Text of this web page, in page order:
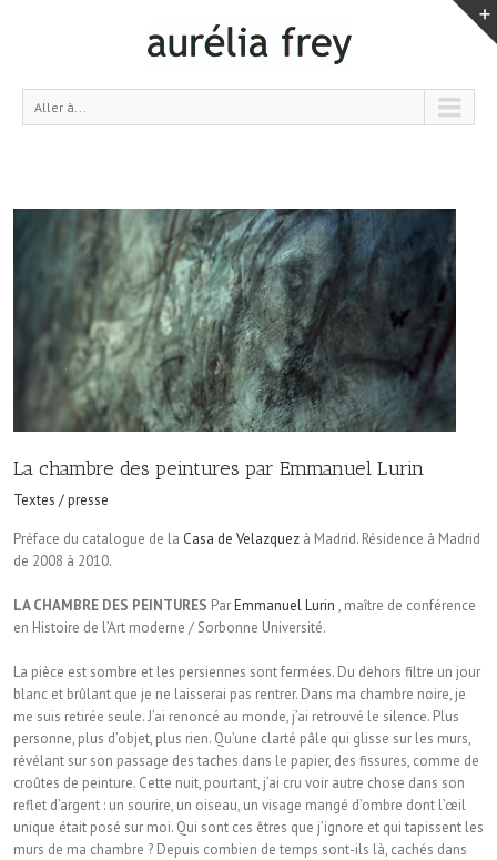
Aller à...
La chambre des peintures par Emmanuel Lurin
Textes / presse
Préface du catalogue de la Casa de Velazquez à Madrid. Résidence à Madrid
de 2008 à 2010.
LA CHAMBRE DES PEINTURES ParEmmanuel Lurin , maître de conférence
en Histoire de l’Art moderne / Sorbonne Université.
La pièce est sombre et les persiennes sont fermées. Du dehors filtre un jour
blanc et brûlant que je ne laisserai pas rentrer. Dans ma chambre noire, je
me suis retirée seule. J’ai renoncé au monde, j’ai retrouvé le silence. Plus
personne, plus d’objet, plus rien. Qu’une clarté pâle qui glisse sur les murs,
révélant sur son passage des taches dans le papier, des fissures, comme de
croûtes de peinture. Cette nuit, pourtant, j’ai cru voir autre chose dans son
reflet d’argent : un sourire, un oiseau, un visage mangé d’ombre dont l’œil
unique était posé sur moi. Qui sont ces êtres que j’ignore et qui tapissent les
murs de ma chambre ? Depuis combien de temps sont-ils là, cachés dans